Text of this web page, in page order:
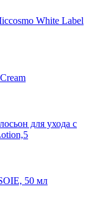
White Label
для ухода с
50 мл